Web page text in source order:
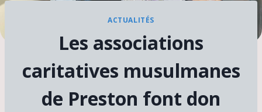
ACTUALITÉS
Les associations
caritatives musulmanes
de Preston font don